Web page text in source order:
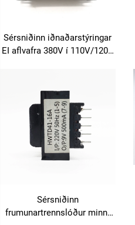
Sérsniðinn iðnaðarstýringar
EI aflvafra 380V í 110V/120V
Sérsniðinn
frumunartrennslóður minni